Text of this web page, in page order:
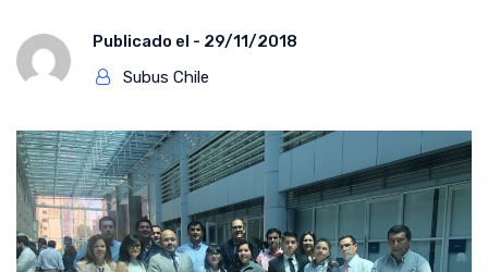
Publicado el - 29/11/2018
Subus Chile